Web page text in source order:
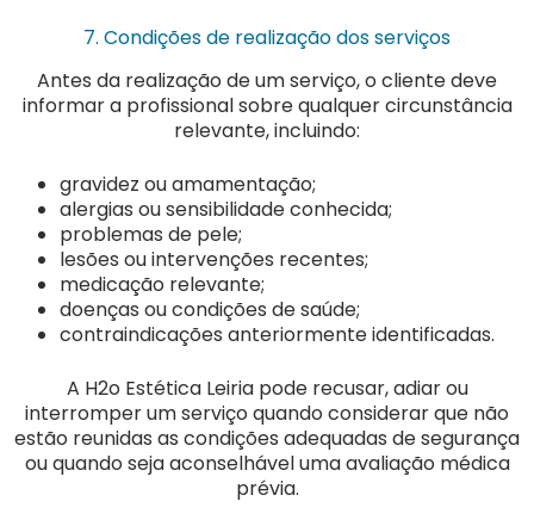
7. Condições de realização dos serviços
Antes da realização de um serviço, o cliente deve
informar a profissional sobre qualquer circunstância
relevante, incluindo:
gravidez ou amamentação;
alergias ou sensibilidade conhecida;
problemas de pele;
lesões ou intervenções recentes;
medicação relevante;
doenças ou condições de saúde;
contraindicações anteriormente identificadas.
A H2o Estética Leiria pode recusar, adiar ou
interromper um serviço quando considerar que não
estão reunidas as condições adequadas de segurança
ou quando seja aconselhável uma avaliação médica
prévia.